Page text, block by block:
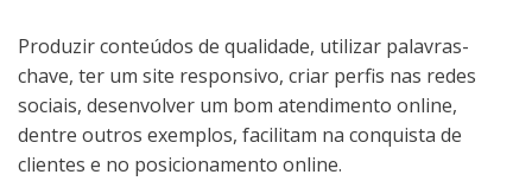
Produzir conteúdos de qualidade, utilizar palavras-
chave, ter um site responsivo, criar perfis nas redes
sociais, desenvolver um bom atendimento online,
dentre outros exemplos, facilitam na conquista de
clientes e no posicionamento online.